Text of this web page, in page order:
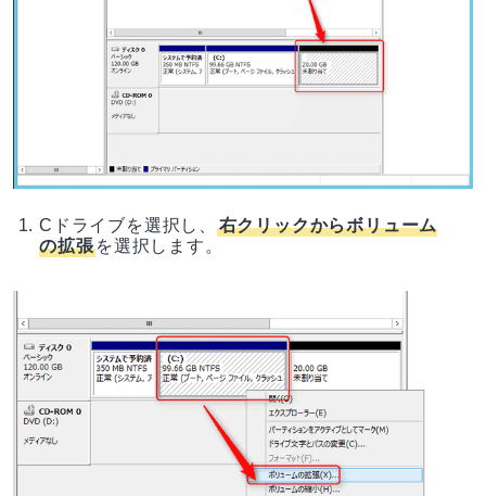
Cドライブを選択し、 右クリックからボリューム
の拡張 を選択します。